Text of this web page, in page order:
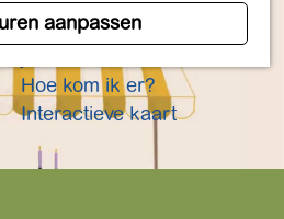
aanpassen
Hoe kom ik er?
Interactieve kaart